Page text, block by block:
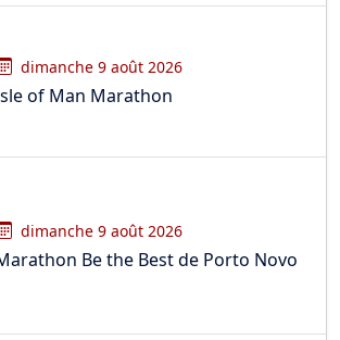
dimanche 9 août 2026
of Man Marathon
dimanche 9 août 2026
Be the Best de Porto Novo